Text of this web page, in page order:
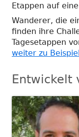
Etappen auf
Wanderer, die
finden ihre
Tagesetappen
weiter zu
Entwickelt